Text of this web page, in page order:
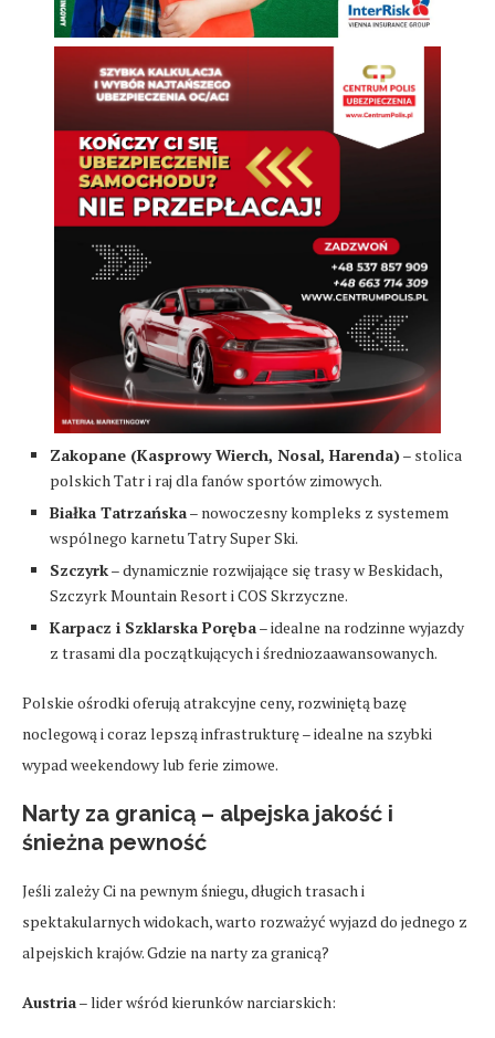
Zakopane (Kasprowy Wierch, Nosal, Harenda)– stolica
polskich Tatr i raj dla fanów sportów zimowych.
Białka Tatrzańska– nowoczesny kompleks z systemem
wspólnego karnetu Tatry Super Ski.
Szczyrk– dynamicznie rozwijające się trasy w Beskidach,
Szczyrk Mountain Resort i COS Skrzyczne.
Karpacz i Szklarska Poręba– idealne na rodzinne wyjazdy
z trasami dla początkujących i średniozaawansowanych.
Polskie ośrodki oferują atrakcyjne ceny, rozwiniętą bazę
noclegową i coraz lepszą infrastrukturę – idealne na szybki
wypad weekendowy lub ferie zimowe.
Narty za granicą – alpejska jakość i
śnieżna pewność
Jeśli zależy Ci na pewnym śniegu, długich trasach i
spektakularnych widokach, warto rozważyć wyjazd do jednego z
alpejskich krajów. Gdzie na narty za granicą?
Austria– lider wśród kierunków narciarskich: